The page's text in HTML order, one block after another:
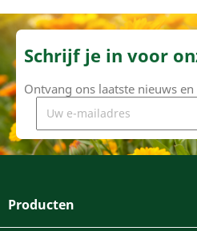
Schrijf je in voor
Ontvang ons laatste nieuws
Producten